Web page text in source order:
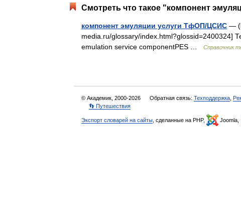
Смотреть что такое "компонент
компонент эмуляции услуги ТфОП/ЦСИС —
media.ru/glossary/index.html?glossid=2400324]
emulation service componentPES …
Справочник
© Академик, 2000-2026 Обратная связь: Техподдержка
👣 Путешествия
Экспорт словарей на сайты , сделанные на PHP, Joomla,